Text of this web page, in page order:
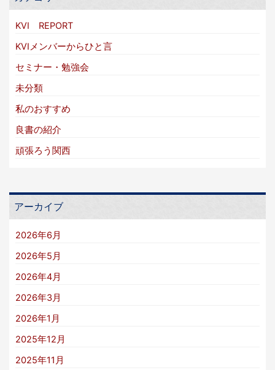
KVI REPORT
KVIメンバーからひと言
セミナー・勉強会
未分類
私のおすすめ
良書の紹介
頑張ろう関西
アーカイブ
2026年6月
2026年5月
2026年4月
2026年3月
2026年1月
2025年12月
2025年11月